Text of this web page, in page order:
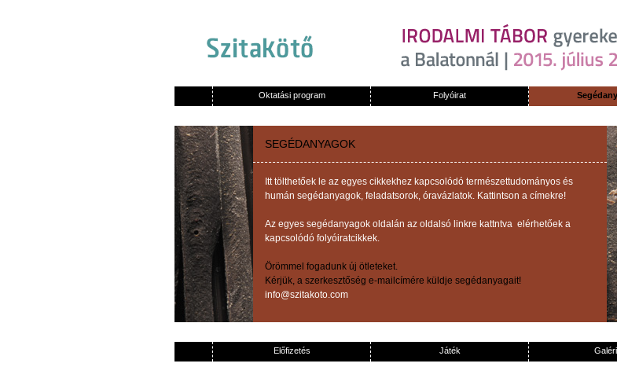
Oktatási program Folyóirat
SEGÉDANYAGOK
Itt tölthetőek le az egyes cikkekhez kapcsolódó természettudományos és
humán segédanyagok, feladatsorok, óravázlatok. Kattintson a címekre!
Az egyes segédanyagok oldalán az oldalsó linkre kattntva elérhetőek a
kapcsolódó folyóiratcikkek.
Örömmel fogadunk új ötleteket.
Kérjük, a szerkesztőség e-mailcímére küldje segédanyagait!
info@szitakoto.com
Előfizetés Játék